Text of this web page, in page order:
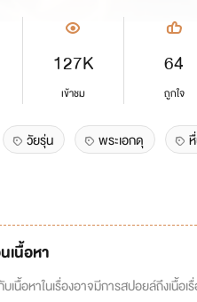
127K
เข้าชม
64
ถูกใจ
วัยรุ่น พระเอกดุ
เนื้อหา
เนื้อหาในเรื่องอาจมีการสปอยล์ถึงเนื้อเ